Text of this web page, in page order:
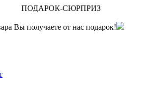
ПОДАРОК‐СЮРПРИЗ
Вы получаете от нас подарок!